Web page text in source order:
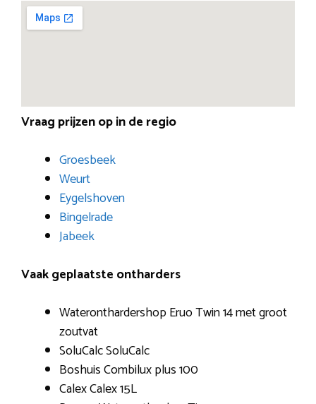
Vraag prijzen op in de regio
Groesbeek
Weurt
Eygelshoven
Bingelrade
Jabeek
Vaak geplaatste ontharders
Wateronthardershop Eruo Twin 14 met groot
zoutvat
SoluCalc SoluCalc
Boshuis Combilux plus 100
Calex Calex 15L